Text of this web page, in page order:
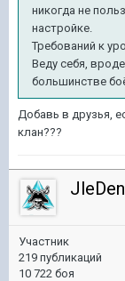
никогда не
настройке.
Требований к
Веду себя,
большинстве
Добавь в друзья,
клан???
Участник
219 публикаций
10 722 боя